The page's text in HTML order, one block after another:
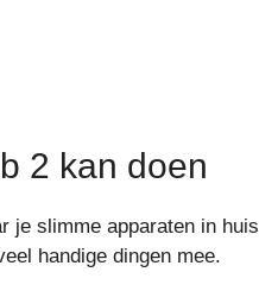
2 kan doen
je slimme apparaten in huis
handige dingen mee.